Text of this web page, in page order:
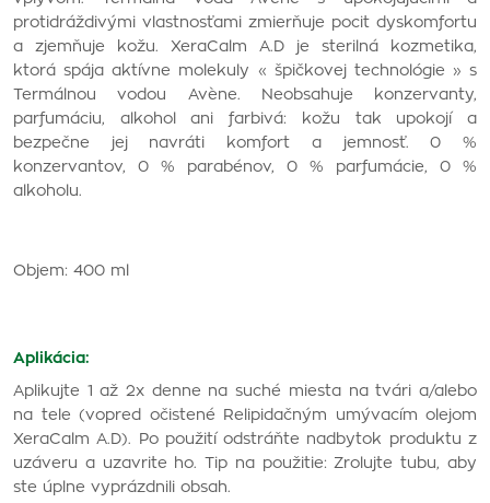
protidráždivými vlastnosťami zmierňuje pocit dyskomfortu
a zjemňuje kožu. XeraCalm A.D je sterilná kozmetika,
ktorá spája aktívne molekuly « špičkovej technológie » s
Termálnou vodou Avène. Neobsahuje konzervanty,
parfumáciu, alkohol ani farbivá: kožu tak upokojí a
bezpečne jej navráti komfort a jemnosť. 0 %
konzervantov, 0 % parabénov, 0 % parfumácie, 0 %
alkoholu.
Objem: 400 ml
Aplikácia:
Aplikujte 1 až 2x denne na suché miesta na tvári a/alebo
na tele (vopred očistené Relipidačným umývacím olejom
XeraCalm A.D). Po použití odstráňte nadbytok produktu z
uzáveru a uzavrite ho. Tip na použitie: Zrolujte tubu, aby
ste úplne vyprázdnili obsah.